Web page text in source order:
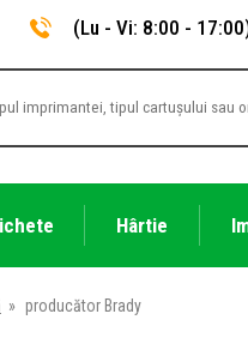
(Lu - Vi: 8:00 -
Hârtie
» producător Brady